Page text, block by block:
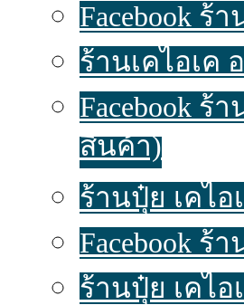
Facebook
ร้านเคไอเค
Facebook
สินค้า)
ร้านปุ๋ย เคไ
Facebook
ร้านปุ๋ย เคไ